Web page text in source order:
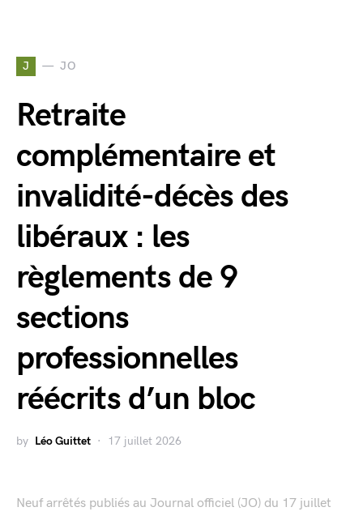
J JO
Retraite
complémentaire et
invalidité-décès des
libéraux : les
règlements de 9
sections
professionnelles
réécrits d’un bloc
by Léo Guittet 17 juillet 2026
Neuf arrêtés publiés au Journal officiel (JO) du 17 juillet